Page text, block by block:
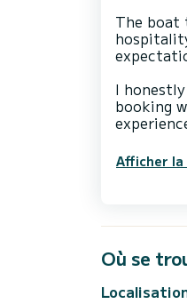
The boat
I
booking
Afficher
Où se